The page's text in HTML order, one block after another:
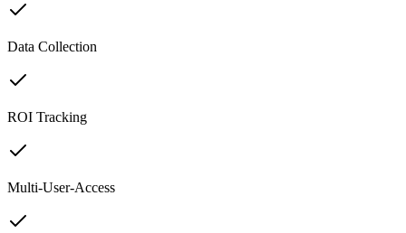
Data Collection
ROI Tracking
Multi-User-Access